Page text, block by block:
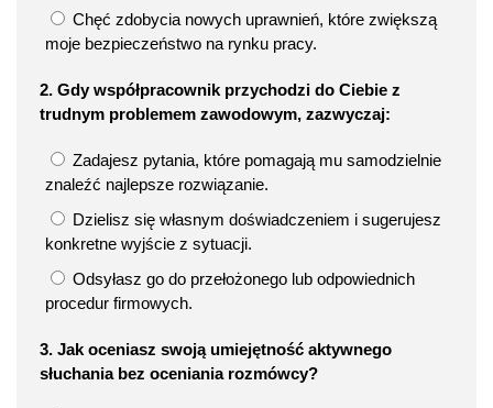
Chęć zdobycia nowych uprawnień, które zwiększą
moje bezpieczeństwo na rynku pracy.
2. Gdy współpracownik przychodzi do Ciebie z
trudnym problemem zawodowym, zazwyczaj:
Zadajesz pytania, które pomagają mu samodzielnie
znaleźć najlepsze rozwiązanie.
Dzielisz się własnym doświadczeniem i sugerujesz
konkretne wyjście z sytuacji.
Odsyłasz go do przełożonego lub odpowiednich
procedur firmowych.
3. Jak oceniasz swoją umiejętność aktywnego
słuchania bez oceniania rozmówcy?